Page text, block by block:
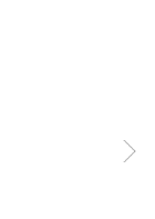
ップ